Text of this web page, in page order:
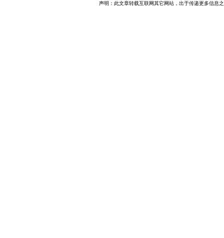
声明：此文章转载互联网其它网站，出于传递更多信息